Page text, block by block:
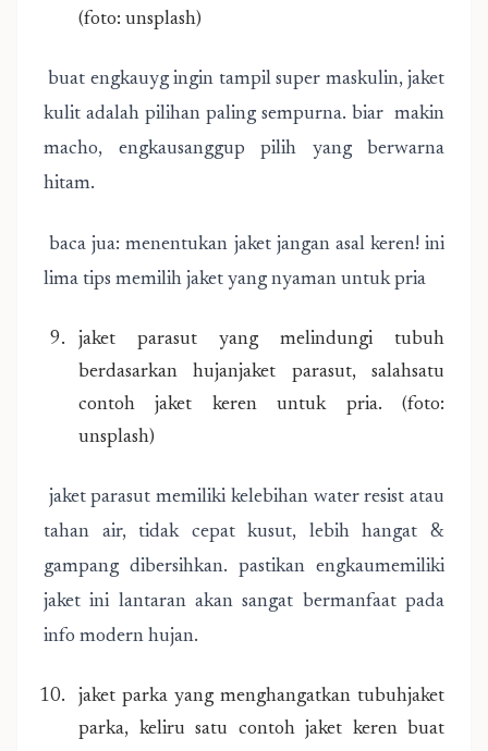
(foto: unsplash)
buat engkauyg ingin tampil super maskulin, jaket
kulit adalah pilihan paling sempurna. biar makin
macho, engkausanggup pilih yang berwarna
hitam.
baca jua: menentukan jaket jangan asal keren! ini
lima tips memilih jaket yang nyaman untuk pria
jaket parasut yang melindungi tubuh
berdasarkan hujanjaket parasut, salahsatu
contoh jaket keren untuk pria. (foto:
unsplash)
jaket parasut memiliki kelebihan water resist atau
tahan air, tidak cepat kusut, lebih hangat &
gampang dibersihkan. pastikan engkaumemiliki
jaket ini lantaran akan sangat bermanfaat pada
info modern hujan.
jaket parka yang menghangatkan tubuhjaket
parka, keliru satu contoh jaket keren buat